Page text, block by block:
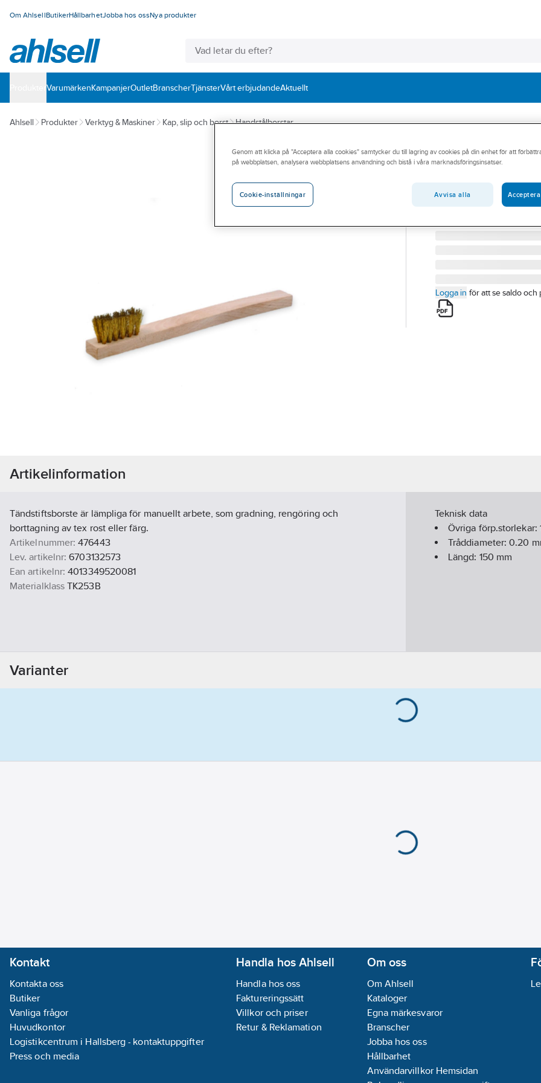
Om AhlsellButikerHållbarhetJobba hos ossNya produkter
VarumärkenKampanjerOutletBranscherTjänsterVårt erbjudandeAktuellt
Ahlsell Produkter Verktyg & Maskiner Kap, slip och borst Handstålborstar
OSBORN
Tändstiftsborste
TÄNDSTIFTSBORSTE
Artikelnummer:
476443
6703132573
Logga in för att se saldo och
Artikelinformation
Tändstiftsborste är lämpliga för manuellt arbete, som gradning, rengöring och
borttagning av tex rost eller färg.
Artikelnummer: 476443
Lev. artikelnr: 6703132573
Ean artikelnr: 4013349520081
Materialklass TK253B
Teknisk data
Övriga förp.storlekar:
Tråddiameter:0.20
Längd: 150 mm
Varianter
Kontakt
Kontakta oss
Butiker
Vanliga frågor
Huvudkontor
Logistikcentrum i Hallsberg - kontaktuppgifter
Press och media
Handla hos Ahlsell
Handla hos oss
Faktureringssätt
Villkor och priser
Retur & Reklamation
Om oss
Om Ahlsell
Kataloger
Egna märkesvaror
Branscher
Jobba hos oss
Hållbarhet
Användarvillkor Hemsidan
Genom att klicka på "Acceptera alla cookies" samtycker du till lagring av cookies på din enhet för att
på webbplatsen, analysera webbplatsens användning och bistå i våra marknadsföringsinsatser.
Cookie-inställningar Avvisa alla